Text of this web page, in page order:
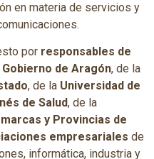
en materia de servicios y
por responsables de
de Aragón, de la
, de la Universidad de
de Salud, de la
y Provincias de
empresariales de
informática, industria y